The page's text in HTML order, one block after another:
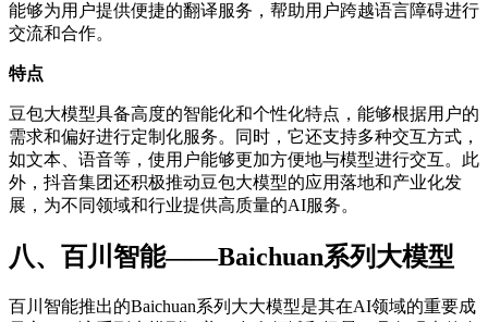
能够为用户提供便捷的翻译服务，帮助用户跨越语言障碍进行
交流和合作。
特点
豆包大模型具备高度的智能化和个性化特点，能够根据用户的
需求和偏好进行定制化服务。同时，它还支持多种交互方式，
如文本、语音等，使用户能够更加方便地与模型进行交互。此
外，抖音集团还积极推动豆包大模型的应用落地和产业化发
展，为不同领域和行业提供高质量的AI服务。
八、百川智能——Baichuan系列大模型
百川智能推出的Baichuan系列大大模型是其在AI领域的重要成